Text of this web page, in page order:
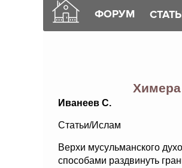
ФОРУМ
Иванеев С.
Статьи/Ислам
Верхи мусульманского
способами раздвинуть